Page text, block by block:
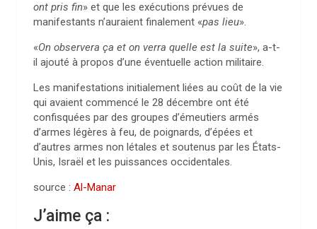
ont pris fin» et que les exécutions prévues de
manifestants n’auraient finalement «pas lieu».
«On observera ça et on verra quelle est la suite», a-t-
il ajouté à propos d’une éventuelle action militaire.
Les manifestations initialement liées au coût de la vie
qui avaient commencé le 28 décembre ont été
confisquées par des groupes d’émeutiers armés
d’armes légères à feu, de poignards, d’épées et
d’autres armes non létales et soutenus par les États-
Unis, Israël et les puissances occidentales.
source : Al-Manar
J’aime ça :